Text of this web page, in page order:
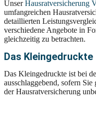
UnserHausratversicherung
umfangreichen
detaillierten
verschiedene Angebote in
gleichzeitig zu betrachten.
Das Kleingedruckte
Das Kleingedruckte ist bei
ausschlaggebend, sofern
der Hausratversicherung